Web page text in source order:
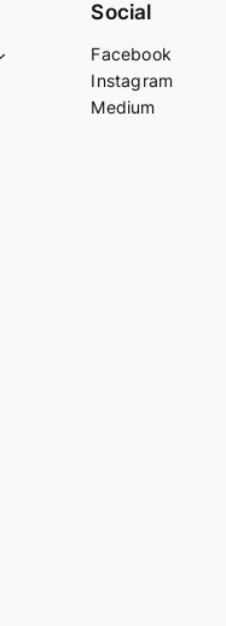
Social
Facebook
Instagram
Medium